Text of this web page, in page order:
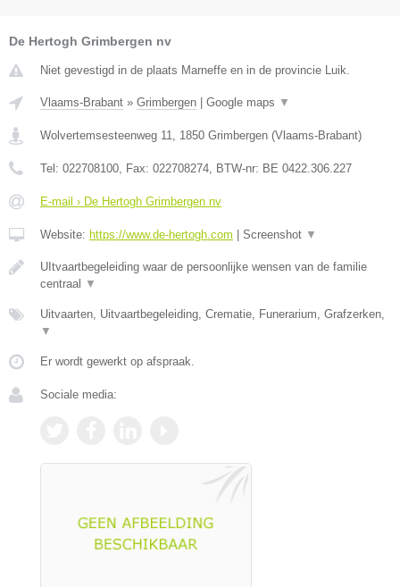
De Hertogh Grimbergen nv
Niet gevestigd in de plaats Marneffe en in de provincie Luik.
Vlaams-Brabant » Grimbergen Google maps ▼
Wolvertemsesteenweg 11 1850 Grimbergen (Vlaams-Brabant)
Tel: 022708100 , Fax: 022708274 , BTW-nr: BE 0422.306.227
E-mail › De Hertogh Grimbergen nv
Website: https://www.de-hertogh.com Screenshot ▼
UItvaartbegeleiding waar de persoonlijke wensen van de familie
centraal
▼
Uitvaarten, Uitvaartbegeleiding, Crematie, Funerarium, Grafzerken,
▼
Er wordt gewerkt op afspraak.
Sociale media: